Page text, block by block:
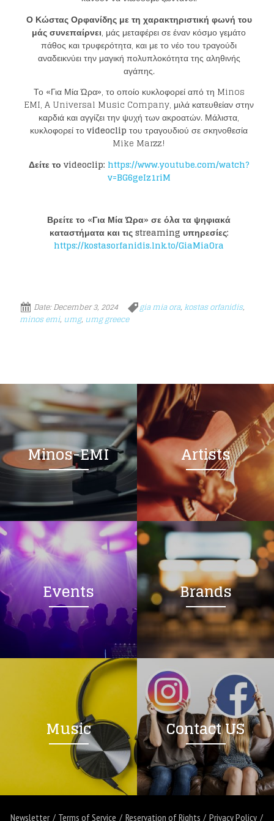
Ο Κώστας Ορφανίδης με τη χαρακτηριστική φωνή του
μάς συνεπαίρνει, μάς μεταφέρει σε έναν κόσμο γεμάτο
πάθος και τρυφερότητα, και με το νέο του τραγούδι
αναδεικνύει την μαγική πολυπλοκότητα της αληθινής
αγάπης.
Το «Για Μία Ώρα», το οποίο κυκλοφορεί από τη Minos
EMI, A Universal Music Company, μιλά κατευθείαν στην
καρδιά και αγγίζει την ψυχή των ακροατών. Μάλιστα,
κυκλοφορεί τοvideoclip του τραγουδιού σε σκηνοθεσία
Mike Marzz!
Δείτε το videoclip: https://www.youtube.com/watch?
v=BG6geIz1riM
Βρείτε το «Για Μία Ώρα» σε όλα τα ψηφιακά
καταστήματα και τις streaming υπηρεσίες:
https://kostasorfanidis.lnk.to/GiaMiaOra
Date:December 3, 2024 gia mia ora, kostas orfanidis,
minos emi, umg, umg greece
Minos-EMI Artists
Events Brands
Music Contact US
Newsletter Terms of Service Reservation of Rights Privacy Policy
Loading your form, please wait...